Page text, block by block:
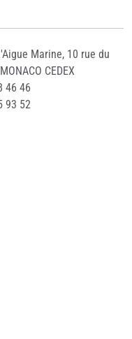
Marine, 10 rue du
CEDEX
46 46
93 52